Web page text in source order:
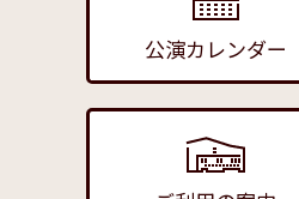
公演カレンダー